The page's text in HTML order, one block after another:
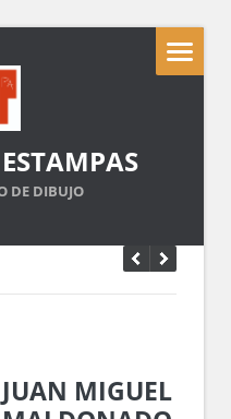
DE DIBUJO
JUAN MIGUEL